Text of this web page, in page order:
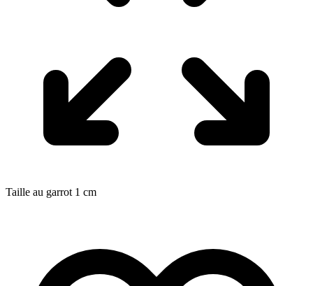
Taille au garrot 1 cm